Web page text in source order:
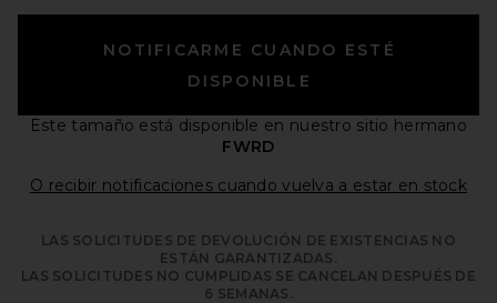
NOTIFICARME CUANDO ESTÉ
DISPONIBLE
Este tamaño está disponible en nuestro sitio hermano
FWRD
O recibir notificaciones cuando vuelva a estar en stock
LAS SOLICITUDES DE DEVOLUCIÓN DE EXISTENCIAS NO
ESTÁN GARANTIZADAS.
LAS SOLICITUDES NO CUMPLIDAS SE CANCELAN DESPUÉS DE
6 SEMANAS.